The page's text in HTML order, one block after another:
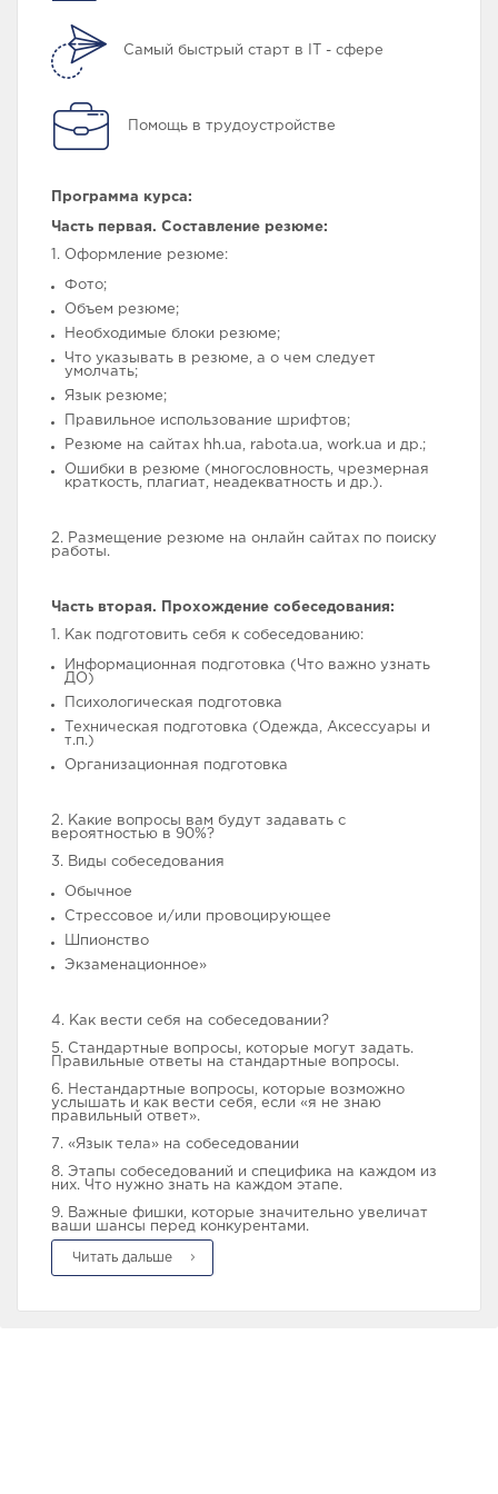
Самый быстрый старт в IT - сфере
Помощь в трудоустройстве
Программа курса:
Часть первая. Составление резюме:
1. Оформление резюме:
Фото;
Объем резюме;
Необходимые блоки резюме;
Что указывать в резюме, а о чем следует
умолчать;
Язык резюме;
Правильное использование шрифтов;
Резюме на сайтах hh.ua, rabota.ua, work.ua и др.;
Ошибки в резюме (многословность, чрезмерная
краткость, плагиат, неадекватность и др.).
2. Размещение резюме на онлайн сайтах по поиску
работы.
Часть вторая. Прохождение собеседования:
1. Как подготовить себя к собеседованию:
Информационная подготовка (Что важно узнать
ДО)
Психологическая подготовка
Техническая подготовка (Одежда, Аксессуары и
т.п.)
Организационная подготовка
2. Какие вопросы вам будут задавать c
вероятностью в 90%?
3. Виды собеседования
Обычное
Стрессовое и/или провоцирующее
Шпионство
Экзаменационное»
4. Как вести себя на собеседовании?
5. Стандартные вопросы, которые могут задать.
Правильные ответы на стандартные вопросы.
6. Нестандартные вопросы, которые возможно
услышать и как вести себя, если «я не знаю
правильный ответ».
7. «Язык тела» на собеседовании
8. Этапы собеседований и специфика на каждом из
них. Что нужно знать на каждом этапе.
9. Важные фишки, которые значительно увеличат
ваши шансы перед конкурентами.
Читать дальше